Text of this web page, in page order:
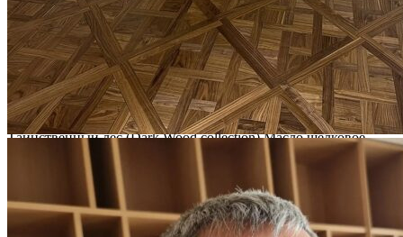
РЕСТАВРАЦИЯ НЕБОЛЬШИХ ВМЯТИН НА ПАРКЕТЕ.
ПОЛЫ, ПОКРЫТЫЕ МАСЛОМ И ТВЕРДЫМ ВОСКОМ
Читать полностью
12.01.2026
Все новости о Coswick
Инженерная доска COSWICK Дуб Марсель (Marseille)
Таинственный лес (Dark Wood collection) Масло шелковое
ультраматовое 1 Коммон 1154-3828-20
Оставьте своё имя и телефон и наш
специалист свяжется с вами